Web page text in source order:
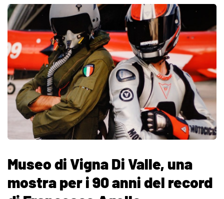
Museo di Vigna Di Valle, una
mostra per i 90 anni del record